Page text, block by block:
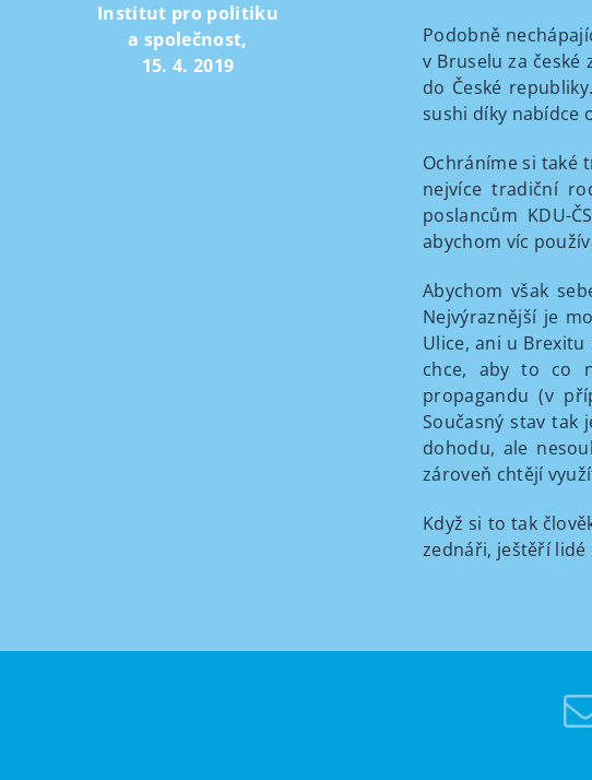
Institut pro politiku
a společnost,
15. 4. 2019
Podobně
v Bruselu za české
do České
sushi díky nabídce
Ochráníme si také
nejvíce tradiční
poslancům KDU-
abychom víc
Abychom však
Nejvýraznější je
Ulice, ani u
chce, aby to co
propagandu (v
Současný stav tak
dohodu, ale
zároveň chtějí
Když si to tak
zednáři, ještěří lidé